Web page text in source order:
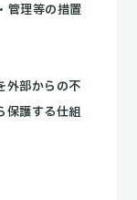
管理等の措置
外部からの不
保護する仕組